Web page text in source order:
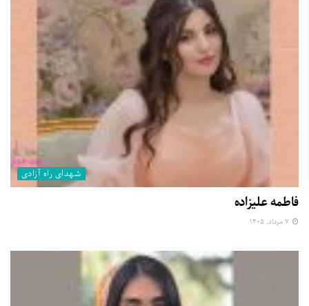
شهدای راه آزادی
فاطمه علیزاده